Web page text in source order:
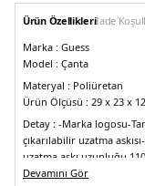
Ürün Özellikleriİade
Marka : Guess
Model : Çanta
Materyal : Poliüretan
Ürün Ölçüsü : 29 x 23 x
Detay : -Marka logosu-
çıkarılabilir uzatma askısı
uzatma askı uzunluğu
Üretim Yeri :Burma
Devamını Gör